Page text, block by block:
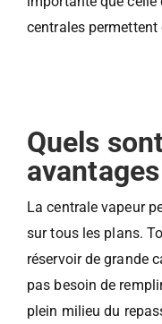
centrales
Quels
La centrale vapeur
sur tous les plans.
réservoir de grande
pas besoin de
plein milieu du